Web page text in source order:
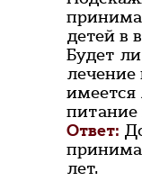
детей в
Будет
лечение
имеется
питание
Ответ:
лет.